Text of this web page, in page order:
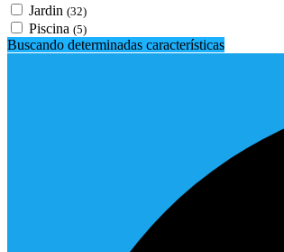
Jardin (32)
Piscina (5)
Buscando determinadas características